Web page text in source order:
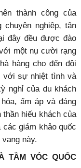
thành công của
chuyên nghiệp, tận
đây đều được đào
một nụ cười rạng
hàng cho đến đội
với sự nhiệt tình và
nghỉ của du khách
ấm áp và đáng
hiếu khách của
giám khảo quốc
này.
TẦM VÓC QUỐC